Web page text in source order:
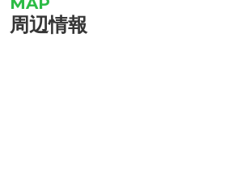
周辺情報